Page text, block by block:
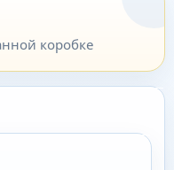
коробке